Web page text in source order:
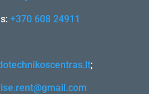
+370 608 24911
;